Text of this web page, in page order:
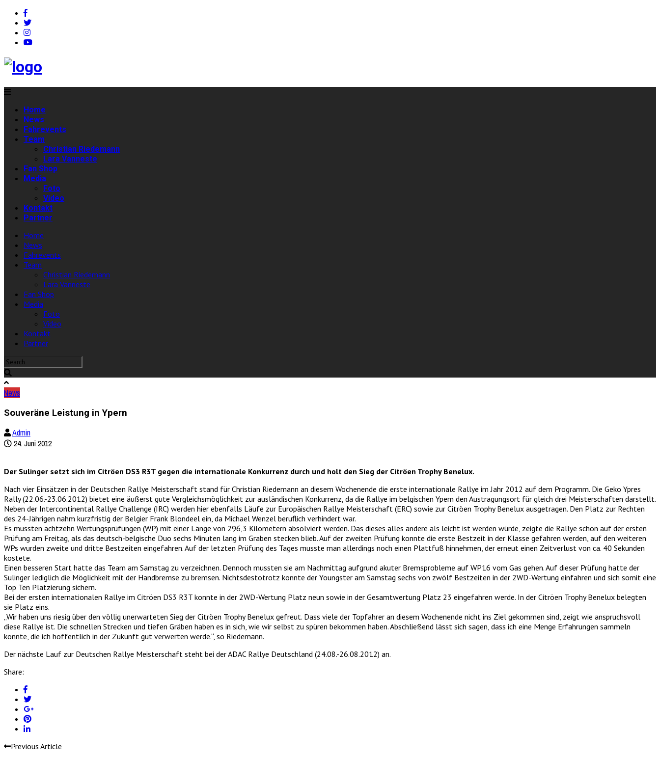
Home
News
Fahrevents
Team
Christian Riedemann
Lara Vanneste
Fan Shop
Media
Foto
Video
Kontakt
Partner
Home
News
Fahrevents
Team
Christian Riedemann
Lara Vanneste
Fan Shop
Media
Foto
Video
Kontakt
Partner
News
Souveräne Leistung in Ypern
Admin
24. Juni 2012
Der Sulinger setzt sich im Citröen DS3 R3T gegen die internationale Konkurrenz durch und holt den Sieg der Citröen Trophy Benelux.
Nach vier Einsätzen in der Deutschen Rallye Meisterschaft stand für Christian Riedemann an diesem Wochenende die erste internationale Rallye im Jahr 2012 auf dem Programm. Die Geko Ypres
Rally (22.06.-23.06.2012) bietet eine äußerst gute Vergleichsmöglichkeit zur ausländischen Konkurrenz, da die Rallye im belgischen Ypern den Austragungsort für gleich drei Meisterschaften darstellt.
Neben der Intercontinental Rallye Challenge (IRC) werden hier ebenfalls Läufe zur Europäischen Rallye Meisterschaft (ERC) sowie zur Citröen Trophy Benelux ausgetragen. Den Platz zur Rechten
des 24-Jährigen nahm kurzfristig der Belgier Frank Blondeel ein, da Michael Wenzel beruflich verhindert war.
Es mussten achtzehn Wertungsprüfungen (WP) mit einer Länge von 296,3 Kilometern absolviert werden. Das dieses alles andere als leicht ist werden würde, zeigte die Rallye schon auf der ersten
Prüfung am Freitag, als das deutsch-belgische Duo sechs Minuten lang im Graben stecken blieb. Auf der zweiten Prüfung konnte die erste Bestzeit in der Klasse gefahren werden, auf den weiteren
WPs wurden zweite und dritte Bestzeiten eingefahren. Auf der letzten Prüfung des Tages musste man allerdings noch einen Plattfuß hinnehmen, der erneut einen Zeitverlust von ca. 40 Sekunden
kostete.
Einen besseren Start hatte das Team am Samstag zu verzeichnen. Dennoch mussten sie am Nachmittag aufgrund akuter Bremsprobleme auf WP16 vom Gas gehen. Auf dieser Prüfung hatte der
Sulinger lediglich die Möglichkeit mit der Handbremse zu bremsen. Nichtsdestotrotz konnte der Youngster am Samstag sechs von zwölf Bestzeiten in der 2WD-Wertung einfahren und sich somit eine
Top Ten Platzierung sichern.
Bei der ersten internationalen Rallye im Citröen DS3 R3T konnte in der 2WD-Wertung Platz neun sowie in der Gesamtwertung Platz 23 eingefahren werde. In der Citröen Trophy Benelux belegten
sie Platz eins.
„Wir haben uns riesig über den völlig unerwarteten Sieg der Citröen Trophy Benelux gefreut. Dass viele der Topfahrer an diesem Wochenende nicht ins Ziel gekommen sind, zeigt wie anspruchsvoll
diese Rallye ist. Die schnellen Strecken und tiefen Gräben haben es in sich, wie wir selbst zu spüren bekommen haben. Abschließend lässt sich sagen, dass ich eine Menge Erfahrungen sammeln
konnte, die ich hoffentlich in der Zukunft gut verwerten werde.“, so Riedemann.
Der nächste Lauf zur Deutschen Rallye Meisterschaft steht bei der ADAC Rallye Deutschland (24.08.-26.08.2012) an.
Share:
Previous Article